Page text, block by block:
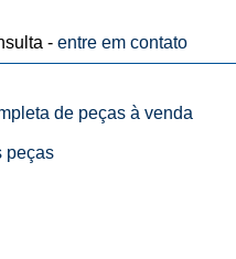
- entre em contato
de peças à venda
peças